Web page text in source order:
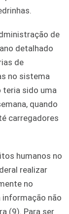
de
detalhado
de
no sistema
teria sido uma
quando
carregadores
humanos no
realizar
no
informação não
(9). Para ser